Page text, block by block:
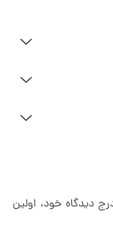
دیدگاه خود، اولین